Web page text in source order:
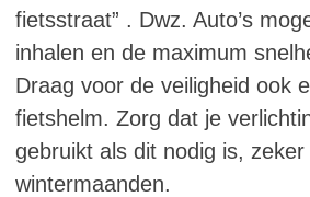
fietsstraat” . Dwz. Auto’s
inhalen en de maximum
Draag voor de veiligheid ook
fietshelm. Zorg dat je
gebruikt als dit nodig is, zeker
wintermaanden.